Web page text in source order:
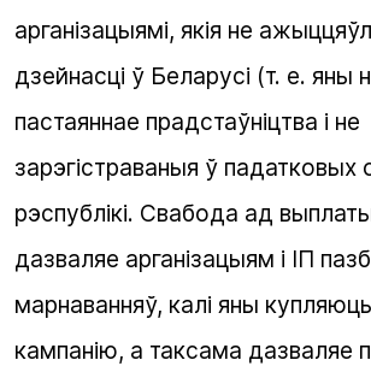
арганізацыямі, якія не
дзейнасці ў Беларусі (т. е. яны
пастаяннае прадстаўніцтва і не
зарэгістраваныя ў падатковых
рэспублікі. Свабода ад
дазваляе арганізацыям і ІП
марнаванняў, калі яны
кампанію, а таксама дазваляе